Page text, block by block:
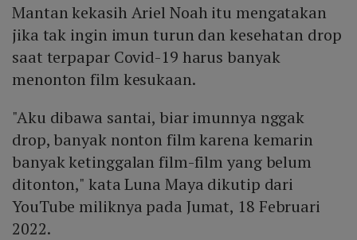
Mantan kekasih Ariel Noah itu mengatakan
jika tak ingin imun turun dan kesehatan drop
saat terpapar Covid-19 harus banyak
menonton film kesukaan.
"Aku dibawa santai, biar imunnya nggak
drop, banyak nonton film karena kemarin
banyak ketinggalan film-film yang belum
ditonton," kata Luna Maya dikutip dari
YouTube miliknya pada Jumat, 18 Februari
2022.